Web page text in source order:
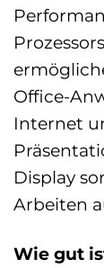
Office-
Internet
Display
Arbeiten
Wie gut